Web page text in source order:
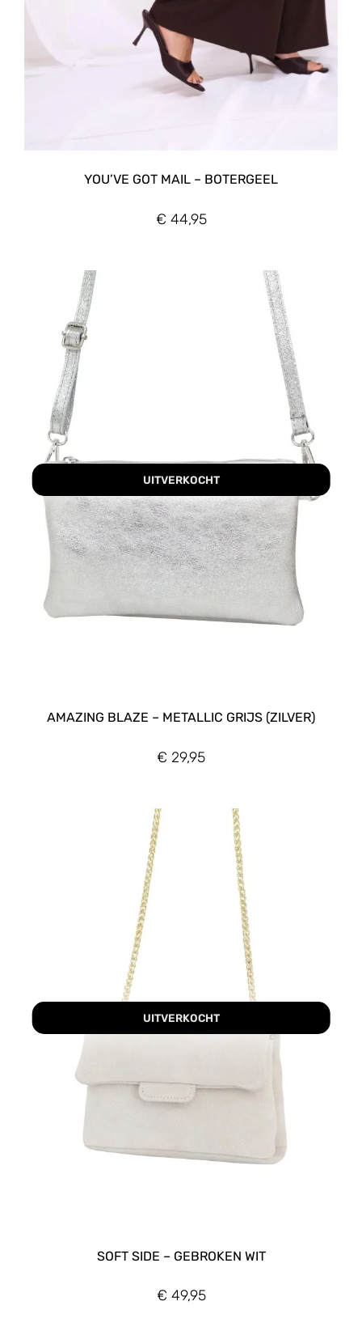
YOU’VE GOT MAIL – BOTERGEEL
€ 44,95
UITVERKOCHT
AMAZING BLAZE – METALLIC GRIJS (ZILVER)
€ 29,95
UITVERKOCHT
SOFT SIDE – GEBROKEN WIT
€ 49,95